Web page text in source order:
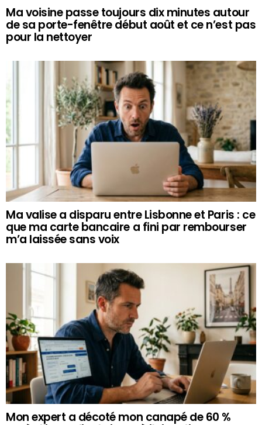
Ma voisine passe toujours dix minutes autour
de sa porte-fenêtre début août et ce n’est pas
pour la nettoyer
Ma valise a disparu entre Lisbonne et Paris : ce
que ma carte bancaire a fini par rembourser
m’a laissée sans voix
Mon expert a décoté mon canapé de 60 %